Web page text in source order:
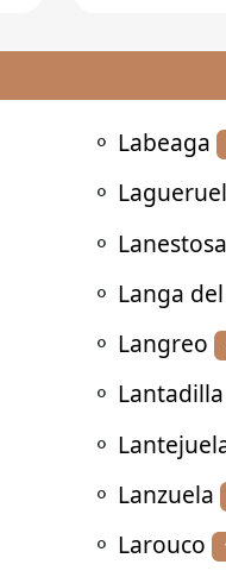
⚬ Labeaga
⚬
⚬ Lanestosa
⚬ Langa
⚬ Langreo
⚬ Lantadilla
⚬
⚬ Lanzuela
⚬ Larouco